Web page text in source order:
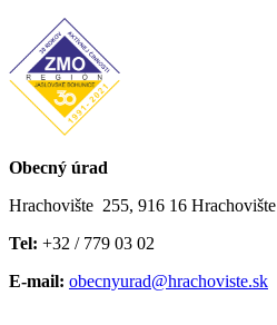
Obecný úrad
Hrachovište 255, 916 16 Hrachovište
Tel: +32 / 779 03 02
E-mail: obecnyurad@hrachoviste.sk